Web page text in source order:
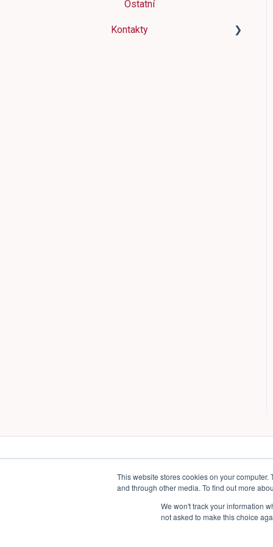
This website stores cookies on your
and through other media. To find out more
We won't track your information
not asked to make this choice
Ostatní
Kontakty